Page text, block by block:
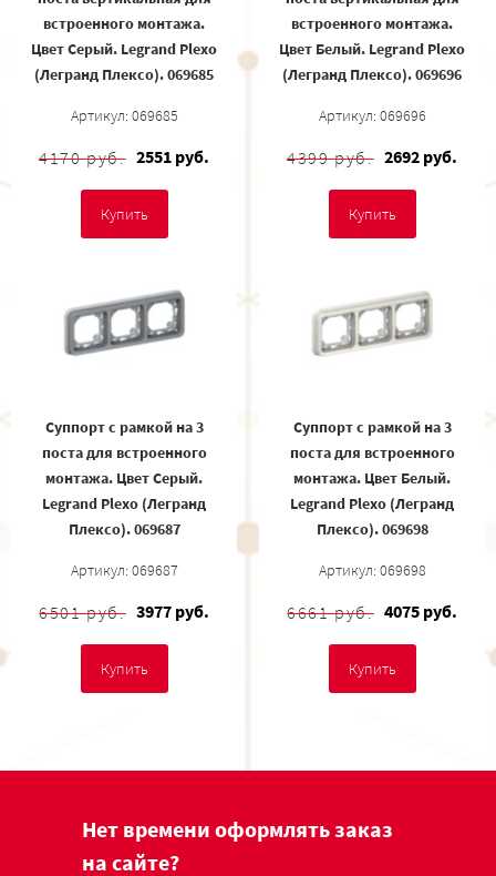
встроенного монтажа.
Цвет Cерый. Legrand Plexo
(Легранд Плексо). 069685
Артикул: 069685
4170 руб. 2551 руб.
Купить
встроенного монтажа.
Цвет Белый. Legrand Plexo
(Легранд Плексо). 069696
Артикул: 069696
4399 руб. 2692 руб.
Купить
Суппорт с рамкой на 3
поста для встроенного
монтажа. Цвет Cерый.
Legrand Plexo (Легранд
Плексо). 069687
Артикул: 069687
6501 руб. 3977 руб.
Купить
Суппорт с рамкой на 3
поста для встроенного
монтажа. Цвет Белый.
Legrand Plexo (Легранд
Плексо). 069698
Артикул: 069698
6661 руб. 4075 руб.
Купить
Нет времени оформлять заказ
на сайте?